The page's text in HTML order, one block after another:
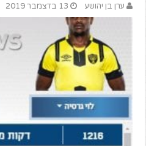
ערן בן יהושע 13 בדצמבר 2019